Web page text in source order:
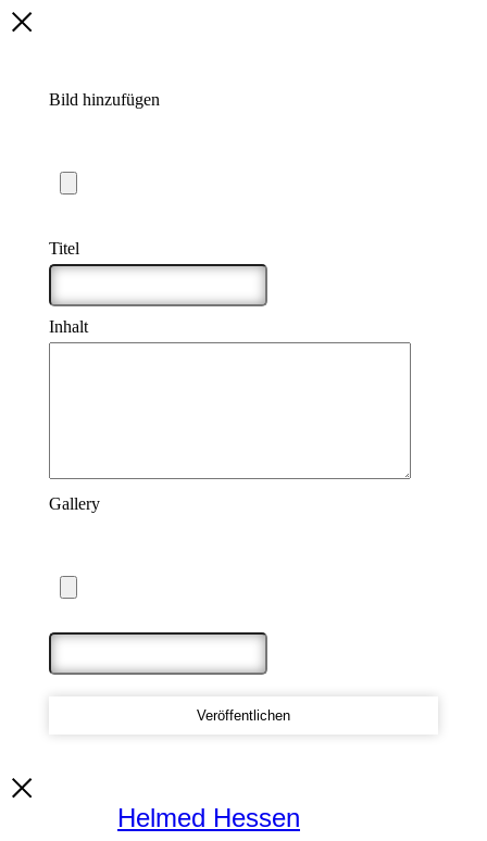
Bild hinzufügen
Titel
Inhalt
Gallery
Veröffentlichen
Helmed Hessen